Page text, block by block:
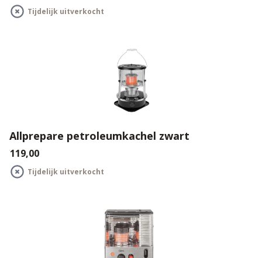
Tijdelijk uitverkocht
Allprepare petroleumkachel zwart
€119,00
Tijdelijk uitverkocht